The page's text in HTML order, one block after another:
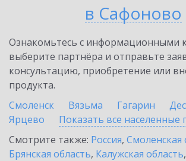
в Сафоново
Ознакомьтесь с информационными
выберите партнёра и отправьте
консультацию, приобретение или
продукта.
Смоленск
Вязьма Гагарин
Ярцево
Показать все населенные
Смотрите также: Россия, Смоленская
Брянская область, Калужская область,